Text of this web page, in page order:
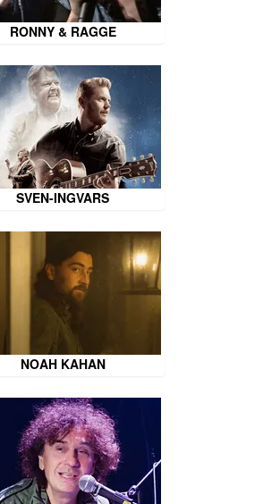
RONNY & RAGGE
SVEN-INGVARS
NOAH KAHAN